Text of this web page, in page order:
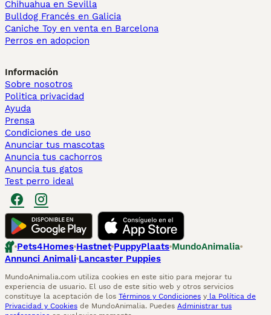
Chihuahua en Sevilla
Bulldog Francés en Galicia
Caniche Toy en venta en Barcelona
Perros en adopcion
Información
Sobre nosotros
Politica privacidad
Ayuda
Prensa
Condiciones de uso
Anunciar tus mascotas
Anuncia tus cachorros
Anuncia tus gatos
Test perro ideal
Pets4Homes Hastnet PuppyPlaats MundoAnimalia
Annunci Animali Lancaster Puppies
MundoAnimalia.com utiliza cookies en este sitio para mejorar tu
experiencia de usuario. El uso de este sitio web y otros servicios
constituye la aceptación de los Términos y Condiciones y la Política de
Privacidad y Cookies de MundoAnimalia. Puedes Administrar tus